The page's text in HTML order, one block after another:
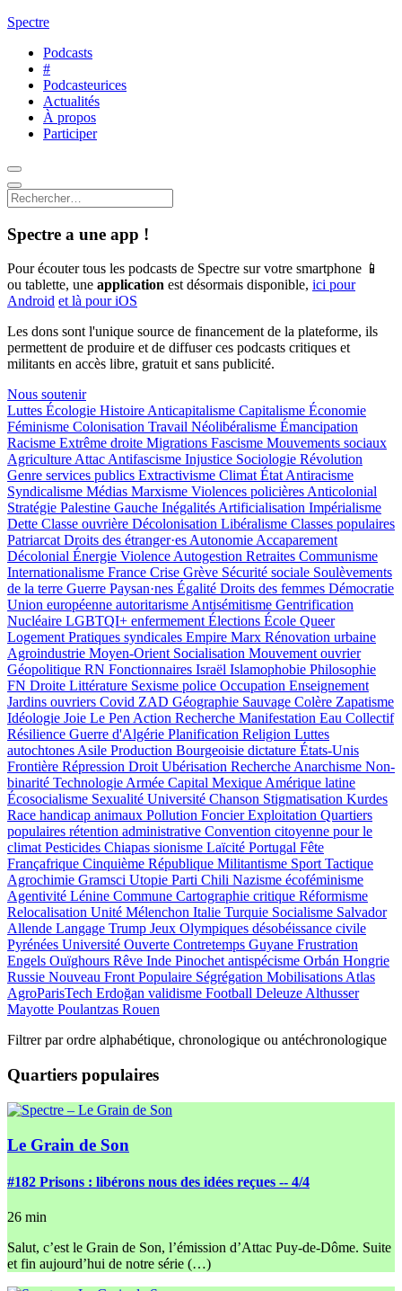
Spectre
Podcasts
#
Podcasteurices
Actualités
À propos
Participer
Spectre a une app !
Pour écouter tous les podcasts de Spectre sur votre smartphone 📱
ou tablette, une application est désormais disponible, ici pour
Android et là pour iOS
Les dons sont l'unique source de financement de la plateforme, ils
permettent de produire et de diffuser ces podcasts critiques et
militants en accès libre, gratuit et sans publicité.
Nous soutenir
Luttes Écologie HistoireAnticapitalisme Capitalisme Économie
Féminisme Colonisation Travail Néolibéralisme Émancipation
Racisme Extrême droite Migrations Fascisme Mouvements sociaux
AgricultureAttacAntifascisme Injustice Sociologie Révolution
Genre services publics Extractivisme ClimatÉtatAntiracisme
Syndicalisme Médias Marxisme Violences policièresAnticolonial
Stratégie Palestine Gauche InégalitésArtificialisation Impérialisme
Dette Classe ouvrière Décolonisation Libéralisme Classes populaires
PatriarcatDroits des étranger·esAutonomieAccaparement
Décolonial Énergie ViolenceAutogestion Retraites Communisme
Internationalisme France Crise Grève Sécurité sociale Soulèvements
de la terre Guerre Paysan·nes Égalité Droits des femmes Démocratie
Union européenne autoritarismeAntisémitisme Gentrification
Nucléaire LGBTQI+ enfermementÉlections École Queer
LogementPratiques syndicales Empire Marx Rénovation urbaine
Agroindustrie Moyen-Orient Socialisation Mouvement ouvrier
Géopolitique RN Fonctionnaires Israël Islamophobie Philosophie
FN Droite Littérature Sexisme police Occupation Enseignement
Jardins ouvriers Covid ZAD Géographie Sauvage Colère Zapatisme
Idéologie Joie Le PenAction Recherche Manifestation Eau Collectif
Résilience Guerre d'Algérie Planification Religion Luttes
autochtonesAsile Production Bourgeoisie dictature États-Unis
Frontière Répression DroitUbérisation RechercheAnarchisme Non-
binarité TechnologieArmée Capital MexiqueAmérique latine
Écosocialisme Sexualité Université Chanson Stigmatisation Kurdes
Race handicap animaux Pollution FoncierExploitation Quartiers
populaires rétention administrative Convention citoyenne pour le
climatPesticides Chiapas sionisme Laïcité Portugal Fête
Françafrique Cinquième République Militantisme SportTactique
Agrochimie Gramsci Utopie Parti Chili Nazisme écoféminisme
Agentivité Lénine Commune Cartographie critique Réformisme
Relocalisation Unité Mélenchon Italie Turquie Socialisme Salvador
Allende Langage Trump Jeux Olympiques désobéissance civile
Pyrénées Université Ouverte Contretemps Guyane Frustration
Engels Ouïghours Rêve Inde Pinochetantispécisme Orbán Hongrie
Russie Nouveau Front Populaire Ségrégation MobilisationsAtlas
AgroParisTech Erdoğan validisme Football DeleuzeAlthusser
Mayotte Poulantzas Rouen
Filtrer par ordre alphabétique, chronologique ou antéchronologique
Quartiers populaires
Le Grain de Son
#182 Prisons : libérons nous des idées reçues -- 4/4
26 min
Salut, c’est le Grain de Son, l’émission d’Attac Puy-de-Dôme. Suite
et fin aujourd’hui de notre série (…)